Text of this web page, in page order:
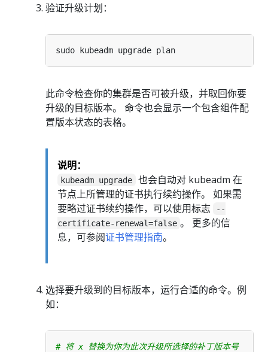
验证升级计划：
此命令检查你的集群是否可被升级，并取回你要
升级的目标版本。 命令也会显示一个包含组件配
置版本状态的表格。
说明：
kubeadm upgrade
也会自动对 kubeadm 在
节点上所管理的证书执行续约操作。 如果需
要略过证书续约操作，可以使用标志
--
certificate-renewal=false 。 更多的信
息，可参阅证书管理指南。
选择要升级到的目标版本，运行合适的命令。例
如：
# 将 x 替换为你为此次升级所选择的补丁版本号